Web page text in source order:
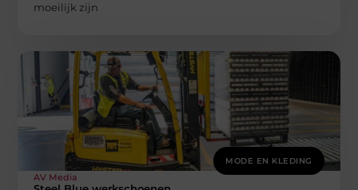
moeilijk zijn
MODE EN KLEDING
AV Media